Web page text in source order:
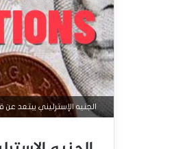
الجنيه الإسترليني يبتعد عن قمة 3 أسابيع قبيل بيانات سوق العمل